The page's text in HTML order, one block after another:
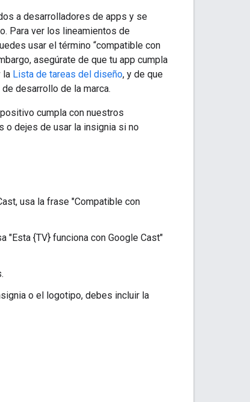
a desarrolladores de apps y se
Para ver los lineamientos de
usar el término “compatible con
asegúrate de que tu app cumpla
la Lista de tareas del diseño, y de que
desarrollo de la marca.
cumpla con nuestros
o dejes de usar la insignia si no
usa la frase "Compatible con
"Esta {TV} funciona con Google Cast"
o el logotipo, debes incluir la